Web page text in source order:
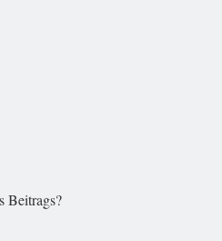
Beitrags?